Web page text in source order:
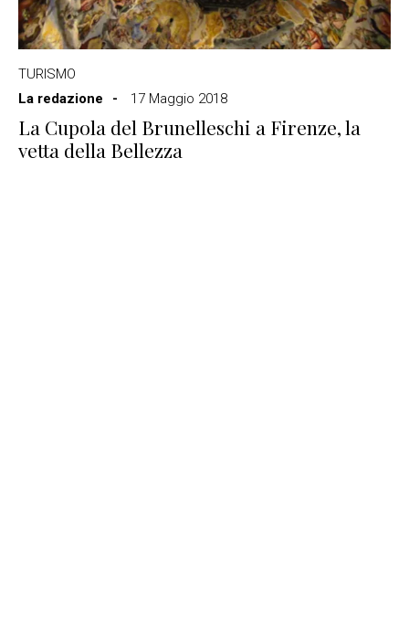
TURISMO
La redazione
17 Maggio 2018
La Cupola del Brunelleschi a Firenze, la
vetta della Bellezza